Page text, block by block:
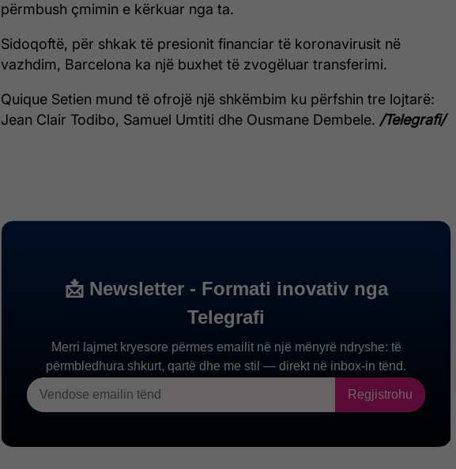
përmbush çmimin e kërkuar nga ta.
Sidoqoftë, për shkak të presionit financiar të koronavirusit në
vazhdim, Barcelona ka një buxhet të zvogëluar transferimi.
Quique Setien mund të ofrojë një shkëmbim ku përfshin tre lojtarë:
Jean Clair Todibo, Samuel Umtiti dhe Ousmane Dembele. /Telegrafi/